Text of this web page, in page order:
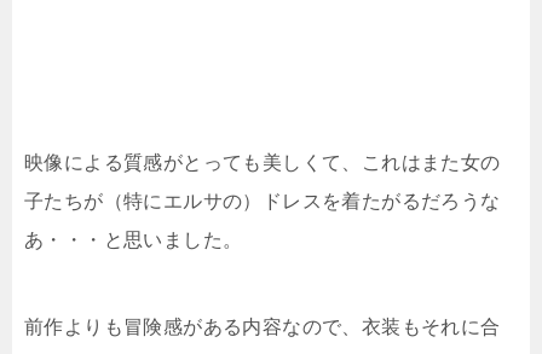
映像による質感がとっても美しくて、これはまた女の
子たちが（特にエルサの）ドレスを着たがるだろうな
あ・・・と思いました。
前作よりも冒険感がある内容なので、衣装もそれに合